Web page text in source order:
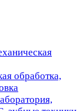
обработка,